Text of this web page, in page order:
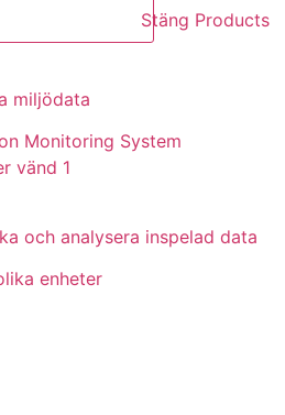
Stäng Products
miljödata
och analysera inspelad data